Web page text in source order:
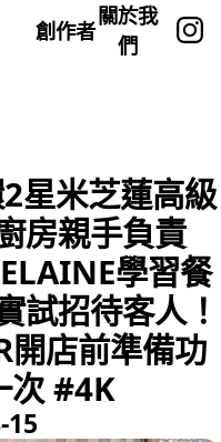
創作者
關於我
們
星米芝蓮高級
房親手負責
學習餐
試招待客人！
開店前準備功
次 #4K
15